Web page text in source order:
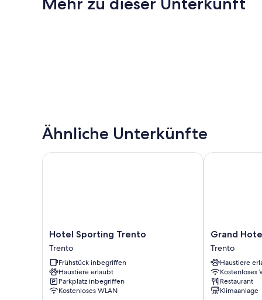
Ähnliche Unterkünfte
Hotel
Sporting
Trento
Trento
Hotel Sporting Trento
Trento
Frühstück inbegriffen
Haustiere erlaubt
Parkplatz inbegriffen
Kostenloses WLAN
Hotel Sporting Trento
Grand
Hotel
Trento
Trento
Grand
Trento
Haustiere
Kostenloses
Restaurant
Klimaanlage
Grand Hotel